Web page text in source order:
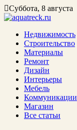
Суббота, 8 августа
Недвижимость
Строительство
Материалы
Ремонт
Дизайн
Интерьеры
Мебель
Коммуникации
Магазин
Все статьи